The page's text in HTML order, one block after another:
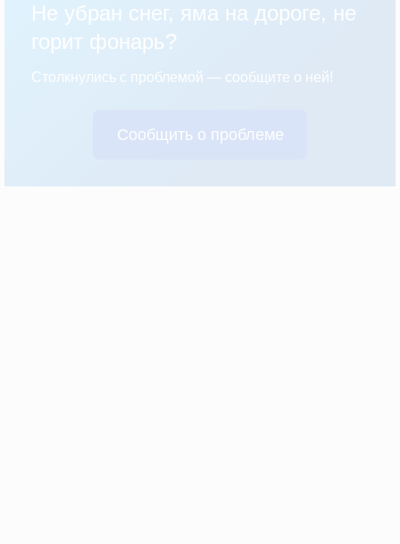
Не убран снег, яма на дороге, не
горит фонарь?
Столкнулись с проблемой — сообщите о ней!
Сообщить о проблеме